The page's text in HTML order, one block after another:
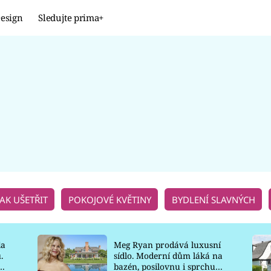
Sledujte prima+
UŠETŘIT POKOJOVÉ KVĚTINY BYDLENÍ SLAVNÝCH
Meg Ryan prodává luxusní
sídlo. Moderní dům láká na
bazén, posilovnu i sprchu